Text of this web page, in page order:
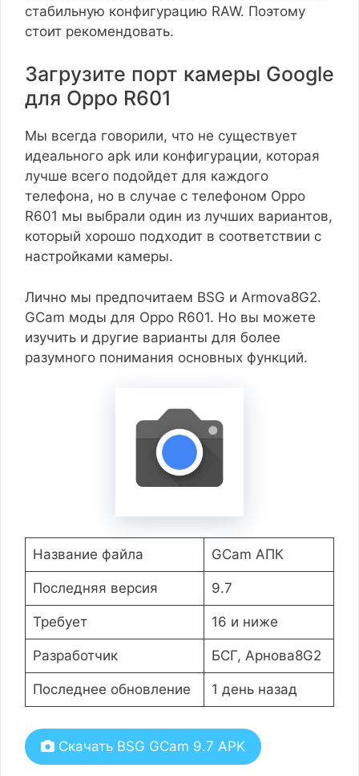
стабильную конфигурацию RAW. Поэтому
стоит рекомендовать.
Загрузите порт камеры Google
для Oppo R601
Мы всегда говорили, что не существует
идеального apk или конфигурации, которая
лучше всего подойдет для каждого
телефона, но в случае с телефоном Oppo
R601 мы выбрали один из лучших вариантов,
который хорошо подходит в соответствии с
настройками камеры.
Лично мы предпочитаем BSG и Armova8G2.
GCam моды для Oppo R601. Но вы можете
изучить и другие варианты для более
разумного понимания основных функций.
Название файла GCam АПК
Последняя версия 9.7
Требует 16 и ниже
Разработчик БСГ, Арнова8G2
Последнее обновление 1 день назад
Скачать BSG GCam 9.7 APK